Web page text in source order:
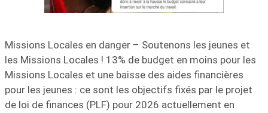
Missions Locales en danger – Soutenons les jeunes et
les Missions Locales ! 13% de budget en moins pour les
Missions Locales et une baisse des aides financières
pour les jeunes : ce sont les objectifs fixés par le projet
de loi de finances (PLF) pour 2026 actuellement en